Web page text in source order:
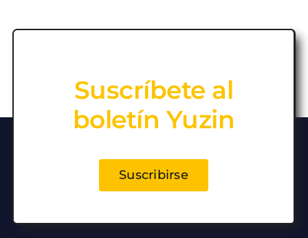
Suscríbete al
boletín Yuzin
Suscribirse